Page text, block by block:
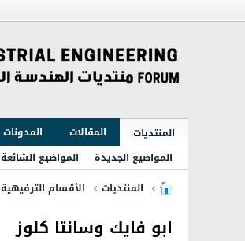
المنتديات المقالات المدونات
المواضيع الجديدة
المواضيع الشائعة
المنتديات
الأقسام الترفيهية
ابو فايك وسانتا كلوز